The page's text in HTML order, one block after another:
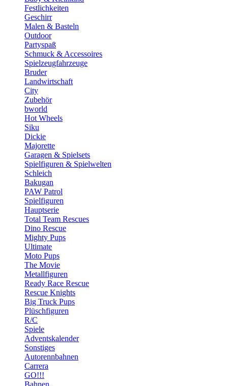
Festlichkeiten
Geschirr
Malen & Basteln
Outdoor
Partyspaß
Schmuck & Accessoires
Spielzeugfahrzeuge
Bruder
Landwirtschaft
City
Zubehör
bworld
Hot Wheels
Siku
Dickie
Majorette
Garagen & Spielsets
Spielfiguren & Spielwelten
Schleich
Bakugan
PAW Patrol
Spielfiguren
Hauptserie
Total Team Rescues
Dino Rescue
Mighty Pups
Ultimate
Moto Pups
The Movie
Metallfiguren
Ready Race Rescue
Rescue Knights
Big Truck Pups
Plüschfiguren
R/C
Spiele
Adventskalender
Sonstiges
Autorennbahnen
Carrera
GO!!!
Bahnen